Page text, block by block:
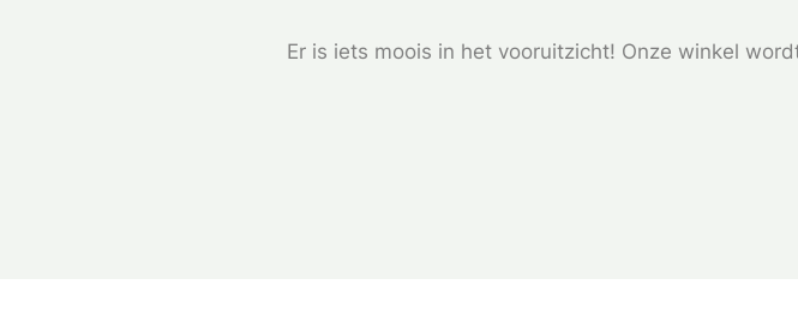
Er is iets moois in het vooruitzicht! Onze winkel